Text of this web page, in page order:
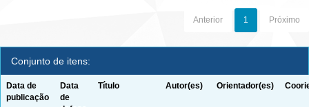
Anterior 1 Próximo
Conjunto de itens:
Data de
publicação
Data
de
Título Autor(es) Orientador(es)